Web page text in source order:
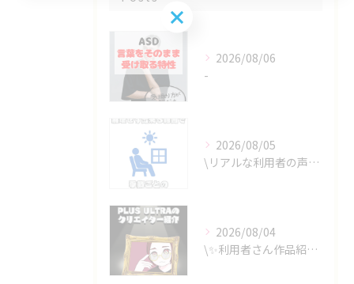
2026/08/06
-
2026/08/05
\リアルな利用者の声📣/
2026/08/04
\✨利用者さん作品紹介✨/
お問い合わせはこちら